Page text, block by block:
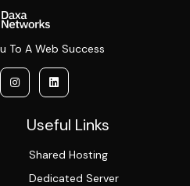
To A Web Success
Useful Links
Shared Hosting
Dedicated Server